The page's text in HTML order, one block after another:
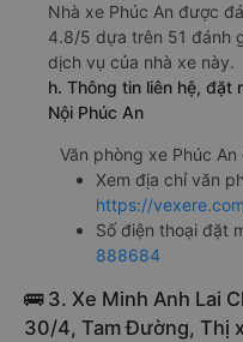
Nhà xe Phúc An được
4.8/5 dựa trên 51 đánh
dịch vụ của nhà xe này.
h. Thông tin liên hệ, đặt
Nội Phúc An
Văn phòng xe Phúc An
Xem địa chỉ văn
https://
Số điện thoại đặt
888684
🚌 3. Xe Minh Anh Lai
30/4, Tam Đường, Thị